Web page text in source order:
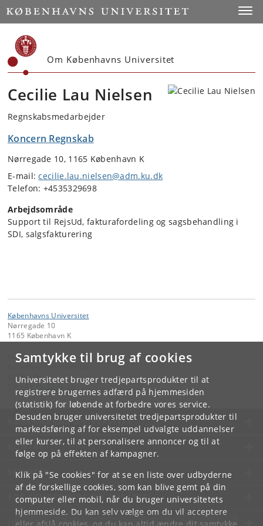
Samtykke til brug af cookies
Universitetet bruger tredjepartsprodukter til at
registrere brugernes adfærd på hjemmesiden
(statistik) for løbende at forbedre vores service.
Desuden bruger universitetet tredjepartsprodukter til
markedsføring af for eksempel udvalgte uddannelser
eller kurser, til at personalisere annoncer og til at
følge op på effekten af kampagner.
Klik på "Se cookies" for at se en liste over udbyderne
af de forskellige cookies, som kan blive gemt på din
computer eller mobil, når du bruger universitetets
hjemmeside. Du kan selv vælge om du vil acceptere
Start
Om Københavns Universitet
Cecilie Lau Nielsen
Regnskabsmedarbejder
Koncern Regnskab
Nørregade 10, 1165 København K
E-mail:cecilie.lau.nielsen@adm.ku.dk
Telefon: +4535329698
Arbejdsområde
Support til RejsUd, fakturafordeling og sagsbehandling i
SDI, salgsfakturering
Københavns Universitet
Nørregade 10
1165 København K
Kontakt:
Københavns Universitet
@ku.dk
KØBENHAVNS UNIVERSITET
KONTAKT
SERVICES
FOR STUDERENDE OG ANSATTE
JOB OG KARRIERE